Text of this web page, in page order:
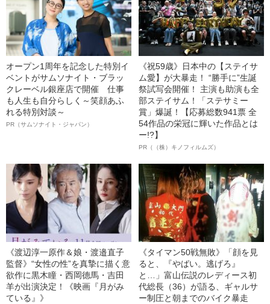
オープン1周年を記念した特別イ
ベントがサムソナイト・ブラッ
クレーベル銀座店で開催 仕事
も人生も自分らしく～笑顔あふ
れる特別対談～
PR（サムソナイト・ジャパン）
《祝59歳》日本中の【ステイサ
ム愛】が大暴走！ “勝手に”生誕
祭試写会開催！ 主演も助演も全
部ステイサム！「ステサミー
賞」爆誕！【応募総数941票 全
54作品の栄冠に輝いた作品とは
ー!?】
PR（（株）キノフィルムズ）
《渡辺淳一原作＆娘・渡邉直子
監督》“女性の性”を真摯に描く意
欲作に黒木瞳・西岡德馬・吉田
羊が出演決定！《映画『月がみ
ている』》
《タイマン50戦無敗》「顔を見
ると、『やばい。逃げろ』
と…」富山伝説のレディース初
代総長（36）が語る、ギャルサ
ー制圧と朝までのバイク暴走